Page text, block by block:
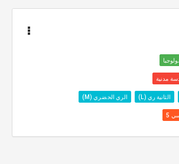
مدنية
الثانية ري (L) الري الحضري (M)
5